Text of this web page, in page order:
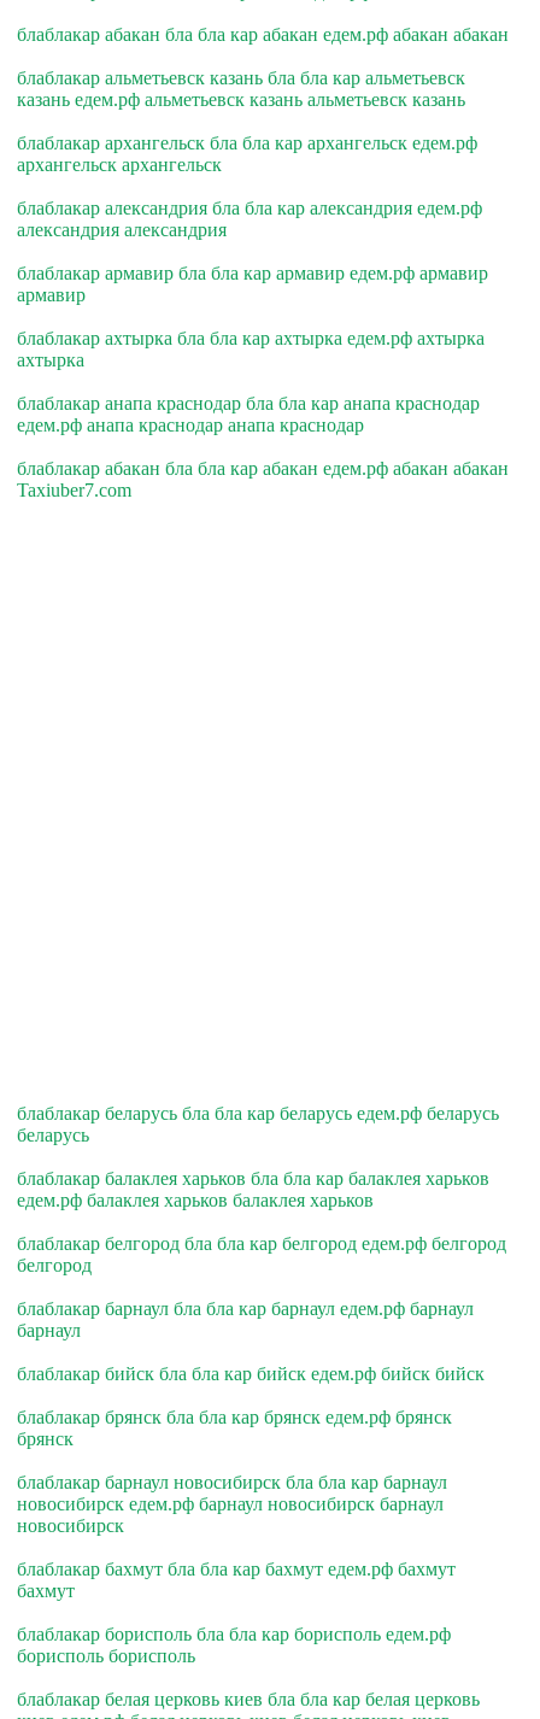
блаблакар абакан бла бла кар абакан едем.рф абакан абакан
блаблакар альметьевск казань бла бла кар альметьевск
казань едем.рф альметьевск казань альметьевск казань
блаблакар архангельск бла бла кар архангельск едем.рф
архангельск архангельск
блаблакар александрия бла бла кар александрия едем.рф
александрия александрия
блаблакар армавир бла бла кар армавир едем.рф армавир
армавир
блаблакар ахтырка бла бла кар ахтырка едем.рф ахтырка
ахтырка
блаблакар анапа краснодар бла бла кар анапа краснодар
едем.рф анапа краснодар анапа краснодар
блаблакар абакан бла бла кар абакан едем.рф абакан абакан
Taxiuber7.com
блаблакар беларусь бла бла кар беларусь едем.рф беларусь
беларусь
блаблакар балаклея харьков бла бла кар балаклея харьков
едем.рф балаклея харьков балаклея харьков
блаблакар белгород бла бла кар белгород едем.рф белгород
белгород
блаблакар барнаул бла бла кар барнаул едем.рф барнаул
барнаул
блаблакар бийск бла бла кар бийск едем.рф бийск бийск
блаблакар брянск бла бла кар брянск едем.рф брянск
брянск
блаблакар барнаул новосибирск бла бла кар барнаул
новосибирск едем.рф барнаул новосибирск барнаул
новосибирск
блаблакар бахмут бла бла кар бахмут едем.рф бахмут
бахмут
блаблакар борисполь бла бла кар борисполь едем.рф
борисполь борисполь
блаблакар белая церковь киев бла бла кар белая церковь